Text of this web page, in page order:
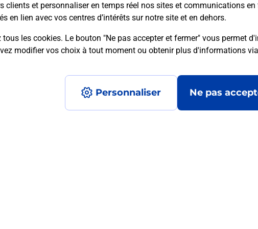
clients et personnaliser en temps réel nos sites et communications
en lien avec vos centres d’intérêts sur notre site et en dehors.
les cookies. Le bouton "Ne pas accepter et fermer" vous permet
modifier vos choix à tout moment ou obtenir plus d'informations via
Personnaliser Ne pas
posées